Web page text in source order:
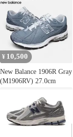
¥ 10,500
New Balance 1906R Gray
(M1906RV) 27.0cm